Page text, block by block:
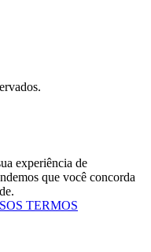
experiência de
que você concorda
TERMOS